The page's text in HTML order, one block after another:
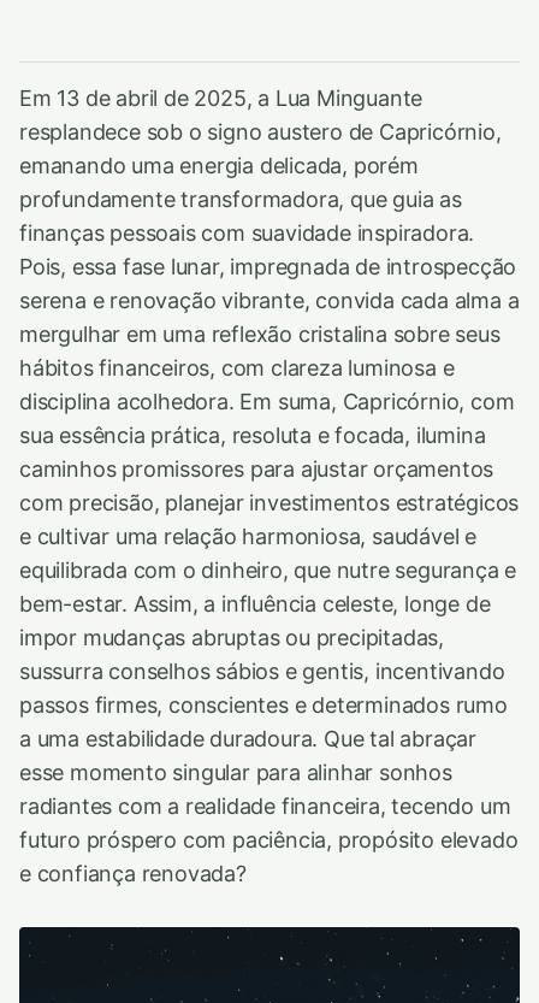
Em 13 de abril de 2025, a Lua Minguante
resplandece sob o signo austero de Capricórnio,
emanando uma energia delicada, porém
profundamente transformadora, que guia as
finanças pessoais com suavidade inspiradora.
Pois, essa fase lunar, impregnada de introspecção
serena e renovação vibrante, convida cada alma a
mergulhar em uma reflexão cristalina sobre seus
hábitos financeiros, com clareza luminosa e
disciplina acolhedora. Em suma, Capricórnio, com
sua essência prática, resoluta e focada, ilumina
caminhos promissores para ajustar orçamentos
com precisão, planejar investimentos estratégicos
e cultivar uma relação harmoniosa, saudável e
equilibrada com o dinheiro, que nutre segurança e
bem-estar. Assim, a influência celeste, longe de
impor mudanças abruptas ou precipitadas,
sussurra conselhos sábios e gentis, incentivando
passos firmes, conscientes e determinados rumo
a uma estabilidade duradoura. Que tal abraçar
esse momento singular para alinhar sonhos
radiantes com a realidade financeira, tecendo um
futuro próspero com paciência, propósito elevado
e confiança renovada?